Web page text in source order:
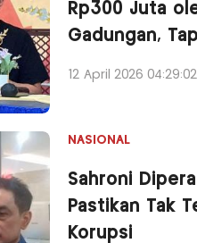
Rp300 Juta
Gadungan,
12 April 2026 04:29:02
NASIONAL
Sahroni
Pastikan Tak
Korupsi